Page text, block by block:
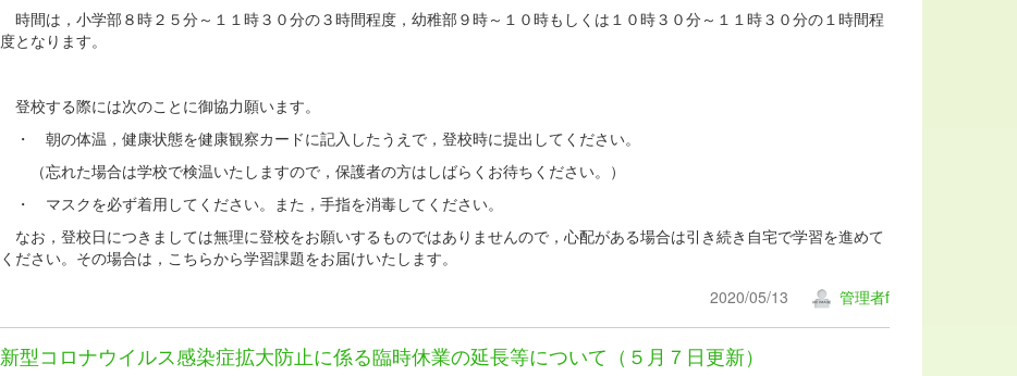
時間は，小学部８時２５分～１１時３０分の３時間程度，幼稚部９時～１０時もしくは１０時３０分～１１時３０分の１時間程
度となります。
登校する際には次のことに御協力願います。
・ 朝の体温，健康状態を健康観察カードに記入したうえで，登校時に提出してください。
（忘れた場合は学校で検温いたしますので，保護者の方はしばらくお待ちください。）
・ マスクを必ず着用してください。また，手指を消毒してください。
なお，登校日につきましては無理に登校をお願いするものではありませんので，心配がある場合は引き続き自宅で学習を進めて
ください。その場合は，こちらから学習課題をお届けいたします。
2020/05/13
管理者f
新型コロナウイルス感染症拡大防止に係る臨時休業の延長等について（５月７日更新）